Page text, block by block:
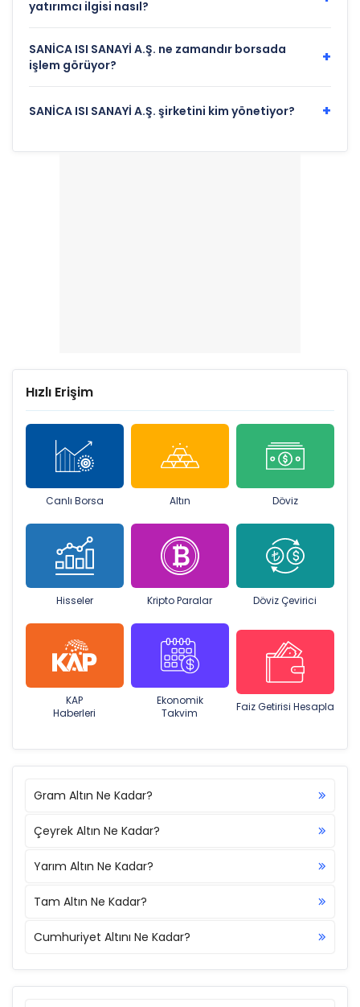
yatırımcı ilgisi nasıl?
SANİCA ISI SANAYİ A.Ş. ne zamandır borsada
işlem görüyor?
+
SANİCA ISI SANAYİ A.Ş. şirketini kim yönetiyor? +
Hızlı Erişim
Canlı Borsa Altın Döviz
Hisseler Kripto Paralar Döviz Çevirici
KAP
Haberleri
Ekonomik
Takvim
Faiz Getirisi Hesapla
Gram Altın Ne Kadar?
Çeyrek Altın Ne Kadar?
Yarım Altın Ne Kadar?
Tam Altın Ne Kadar?
Cumhuriyet Altını Ne Kadar?